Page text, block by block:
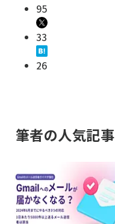
95
33
26
筆者の人気記事